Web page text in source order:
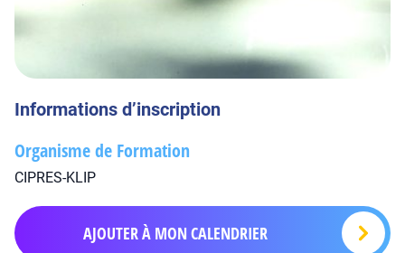
Informations d’inscription
Organisme de Formation
CIPRES-KLIP
AJOUTER À MON CALENDRIER